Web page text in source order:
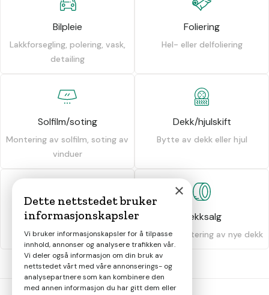
Bilpleie
Lakkforsegling, polering, vask,
detailing
Foliering
Hel- eller delfoliering
Solfilm/soting
Montering av solfilm, soting av
vinduer
Dekk/hjulskift
Bytte av dekk eller hjul
Dekkhotell
Oppbevaring av dekk
Dekksalg
Salg og montering av nye dekk
×
Dette nettstedet bruker
informasjonskapsler
Vi bruker informasjonskapsler for å tilpasse
innhold, annonser og analysere trafikken vår.
Vi deler også informasjon om din bruk av
nettstedet vårt med våre annonserings- og
analysepartnere som kan kombinere den
med annen informasjon du har gitt dem eller